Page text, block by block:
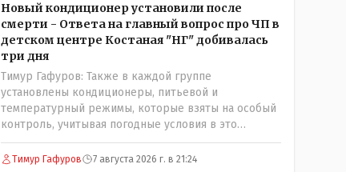
Новый кондиционер установили после
смерти - Ответа на главный вопрос про ЧП в
детском центре Костаная "НГ" добивалась
три дня
Тимур Гафуров: Также в каждой группе
установлены кондиционеры, питьевой и
температурный режимы, которые взяты на особый
контроль, учитывая погодные условия в это
лето.Мы решили. что это - противоречие. Вы
считаете иначе?Ну тут противоречия нет. Этот
Тимур Гафуров 7 августа 2026 г. в 21:24